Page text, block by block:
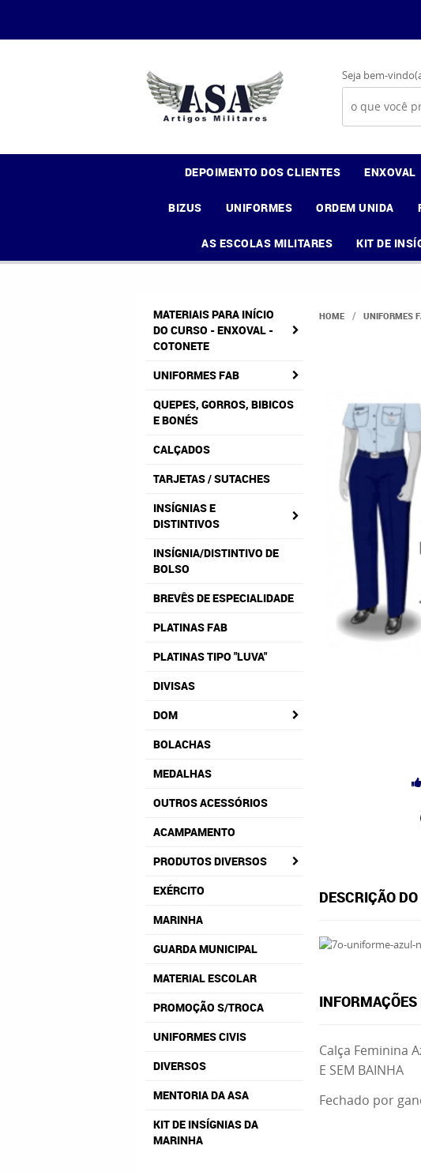
Seja bem-
DEPOIMENTO DOS CLIENTES ENXOVAL
BIZUS UNIFORMES ORDEM UNIDA
AS ESCOLAS MILITARES KIT DE
MATERIAIS PARA INÍCIO
DO CURSO - ENXOVAL -
COTONETE
UNIFORMES FAB
QUEPES, GORROS, BIBICOS
E BONÉS
CALÇADOS
TARJETAS / SUTACHES
INSÍGNIAS E
DISTINTIVOS
INSÍGNIA/DISTINTIVO DE
BOLSO
BREVÊS DE ESPECIALIDADE
PLATINAS FAB
PLATINAS TIPO "LUVA"
DIVISAS
DOM
BOLACHAS
MEDALHAS
OUTROS ACESSÓRIOS
ACAMPAMENTO
PRODUTOS DIVERSOS
EXÉRCITO
MARINHA
GUARDA MUNICIPAL
MATERIAL ESCOLAR
PROMOÇÃO S/TROCA
UNIFORMES CIVIS
DIVERSOS
MENTORIA DA ASA
KIT DE INSÍGNIAS DA
MARINHA
HOME UNIFORMES
DESCRIÇÃO
Calça Feminina
E SEM BAINHA
Fechado por